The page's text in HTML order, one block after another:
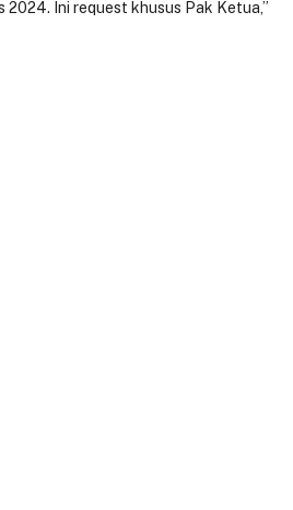
Ini request khusus Pak Ketua,”